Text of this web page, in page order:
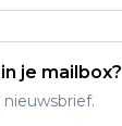
je mailbox?